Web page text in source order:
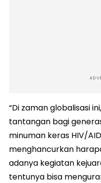
“Di zaman globalisasi
tantangan bagi
minuman keras HIV/
menghancurkan
adanya kegiatan
tentunya bisa